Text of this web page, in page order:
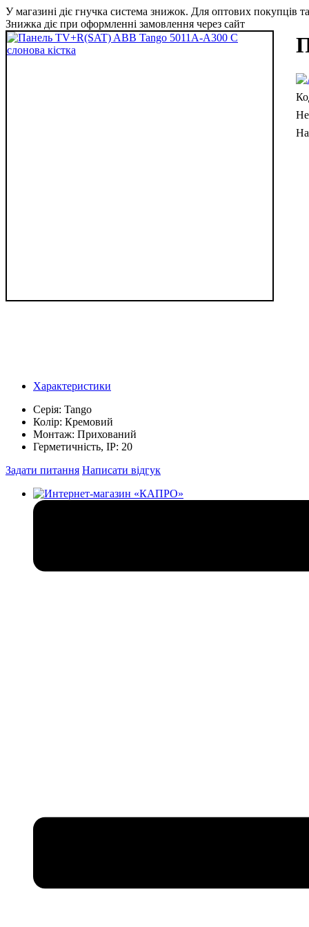
У магазині діє гнучка система знижок. Для оптових покупців
Знижка діє при оформленні замовлення через сайт
Характеристики
Серія: Tango
Колір: Кремовий
Монтаж: Прихований
Герметичність, IP: 20
Задати питання Написати відгук